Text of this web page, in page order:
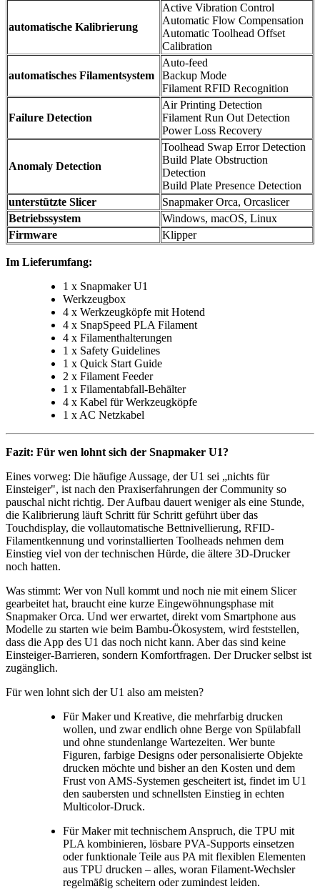
automatische Kalibrierung
Active Vibration Control
Automatic Flow Compensation
Automatic Toolhead Offset
Calibration
automatisches Filamentsystem
Auto-feed
Backup Mode
Filament RFID Recognition
Failure Detection
Air Printing Detection
Filament Run Out Detection
Power Loss Recovery
Anomaly Detection
Toolhead Swap Error Detection
Build Plate Obstruction
Detection
Build Plate Presence Detection
unterstützte Slicer
Snapmaker Orca, Orcaslicer
Betriebssystem
Windows, macOS, Linux
Firmware
Klipper
Im Lieferumfang:
1 x Snapmaker U1
Werkzeugbox
4 x Werkzeugköpfe mit Hotend
4 x SnapSpeed PLA Filament
4 x Filamenthalterungen
1 x Safety Guidelines
1 x Quick Start Guide
2 x Filament Feeder
1 x Filamentabfall-Behälter
4 x Kabel für Werkzeugköpfe
1 x AC Netzkabel
Fazit: Für wen lohnt sich der Snapmaker U1?
Eines vorweg: Die häufige Aussage, der U1 sei „nichts für
Einsteiger", ist nach den Praxiserfahrungen der Community so
pauschal nicht richtig. Der Aufbau dauert weniger als eine Stunde,
die Kalibrierung läuft Schritt für Schritt geführt über das
Touchdisplay, die vollautomatische Bettnivellierung, RFID-
Filamentkennung und vorinstallierten Toolheads nehmen dem
Einstieg viel von der technischen Hürde, die ältere 3D-Drucker
noch hatten.
Was stimmt: Wer von Null kommt und noch nie mit einem Slicer
gearbeitet hat, braucht eine kurze Eingewöhnungsphase mit
Snapmaker Orca. Und wer erwartet, direkt vom Smartphone aus
Modelle zu starten wie beim Bambu-Ökosystem, wird feststellen,
dass die App des U1 das noch nicht kann. Aber das sind keine
Einsteiger-Barrieren, sondern Komfortfragen. Der Drucker selbst ist
zugänglich.
Für wen lohnt sich der U1 also am meisten?
Für Maker und Kreative, die mehrfarbig drucken
wollen, und zwar endlich ohne Berge von Spülabfall
und ohne stundenlange Wartezeiten. Wer bunte
Figuren, farbige Designs oder personalisierte Objekte
drucken möchte und bisher an den Kosten und dem
Frust von AMS-Systemen gescheitert ist, findet im U1
den saubersten und schnellsten Einstieg in echten
Multicolor-Druck.
Für Maker mit technischem Anspruch, die TPU mit
PLA kombinieren, lösbare PVA-Supports einsetzen
oder funktionale Teile aus PA mit flexiblen Elementen
aus TPU drucken – alles, woran Filament-Wechsler
regelmäßig scheitern oder zumindest leiden.